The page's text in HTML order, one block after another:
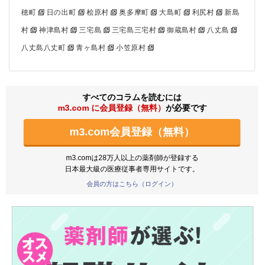
穂町 日の出町 桧原村 奥多摩町 大島町 利尻村 新島
村 神津島村 三宅島 三宅島三宅村 御蔵島村 八丈島
八丈島八丈町 青ヶ島村 小笠原村
すべてのコラムを読むには
m3.com に会員登録（無料） が必要です
m3.com会員登録（無料）
m3.comは28万人以上の薬剤師が登録する
日本最大級の医療従事者専用サイトです。
会員の方はこちら（ログイン）